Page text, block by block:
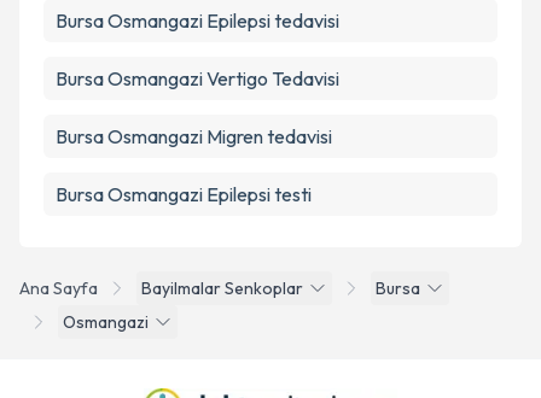
Ana Sayfa Bayilmalar Senkoplar
Bursa
Osmangazi
Bursa Osmangazi Epilepsi tedavisi
Bursa Osmangazi Vertigo Tedavisi
Bursa Osmangazi Migren tedavisi
Bursa Osmangazi Epilepsi testi